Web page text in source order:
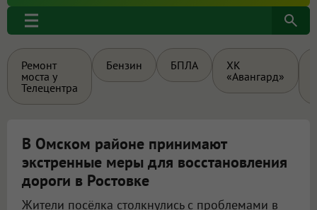
Ремонт
моста у
Телецентра
Бензин БПЛА
ХК
«Авангард»
В Омском районе принимают
экстренные меры для восстановления
дороги в Ростовке
Жители посёлка столкнулись с проблемами в